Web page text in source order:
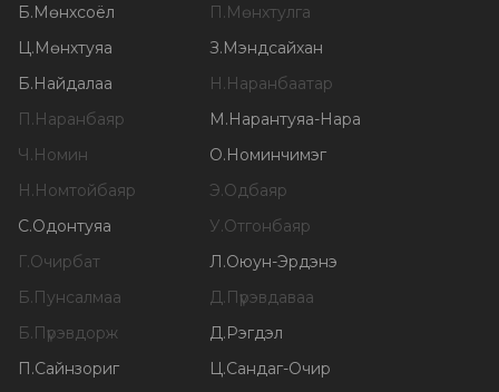
Б.Мөнхсоёл П.Мөнхтулга
Ц.Мөнхтуяа З.Мэндсайхан
Б.Найдалаа Н.Наранбаатар
П.Наранбаяр М.Нарантуяа-Нара
Ч.Номин О.Номинчимэг
Н.Номтойбаяр Э.Одбаяр
С.Одонтуяа У.Отгонбаяр
Г.Очирбат Л.Оюун-Эрдэнэ
Б.Пунсалмаа Д.Пүрэвдаваа
Б.Пүрэвдорж Д.Рэгдэл
П.Сайнзориг Ц.Сандаг-Очир